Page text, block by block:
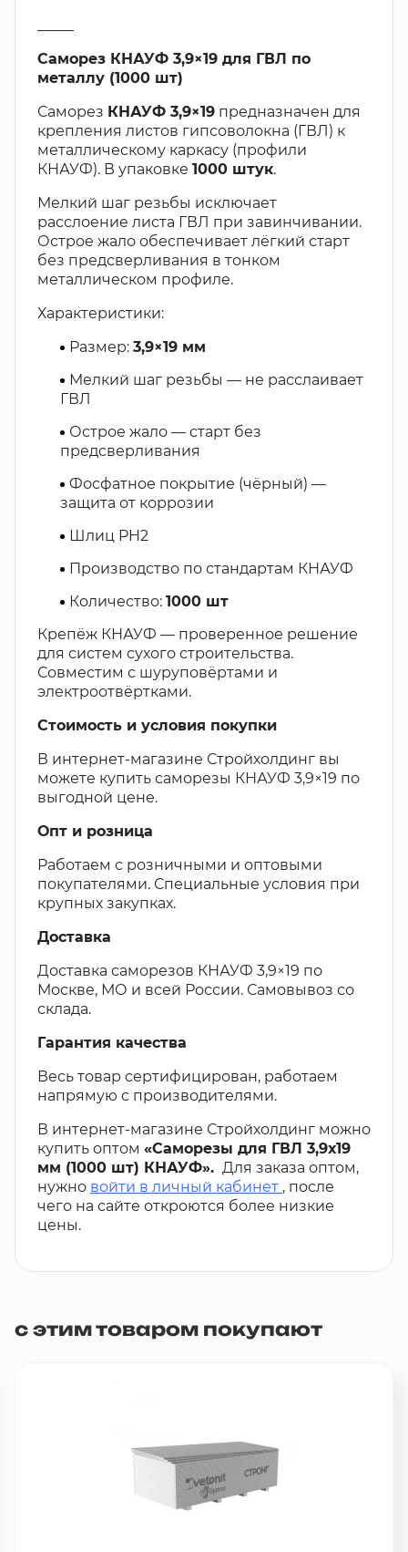
Саморез КНАУФ 3,9×19 для ГВЛ по
металлу (1000 шт)
Саморез КНАУФ 3,9×19 предназначен для
крепления листов гипсоволокна (ГВЛ) к
металлическому каркасу (профили
КНАУФ). В упаковке 1000 штук.
Мелкий шаг резьбы исключает
расслоение листа ГВЛ при завинчивании.
Острое жало обеспечивает лёгкий старт
без предсверливания в тонком
металлическом профиле.
Характеристики:
Размер: 3,9×19 мм
Мелкий шаг резьбы — не расслаивает
ГВЛ
Острое жало — старт без
предсверливания
Фосфатное покрытие (чёрный) —
защита от коррозии
Шлиц PH2
Производство по стандартам КНАУФ
Количество: 1000 шт
Крепёж КНАУФ — проверенное решение
для систем сухого строительства.
Совместим с шуруповёртами и
электроотвёртками.
Стоимость и условия покупки
В интернет-магазине Стройхолдинг вы
можете купить саморезы КНАУФ 3,9×19 по
выгодной цене.
Опт и розница
Работаем с розничными и оптовыми
покупателями. Специальные условия при
крупных закупках.
Доставка
Доставка саморезов КНАУФ 3,9×19 по
Москве, МО и всей России. Самовывоз со
склада.
Гарантия качества
Весь товар сертифицирован, работаем
напрямую с производителями.
В интернет-магазине Стройхолдинг можно
купить оптом «Саморезы для ГВЛ 3,9х19
мм (1000 шт) КНАУФ». Для заказа оптом,
нужно войти в личный кабинет , после
чего на сайте откроются более низкие
цены.
с этим товаром покупают